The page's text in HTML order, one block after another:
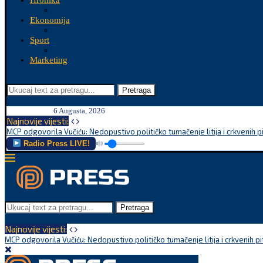
Ekonomija
Sport
Marketing
Pretraga
6 Augusta, 2026
Najnovije vijesti:
MCP odgovorila Vučiću: Nedopustivo političko tumačenje litija i crkvenih
Radio Press LIVE!
Pretraga
Najnovije vijesti:
MCP odgovorila Vučiću: Nedopustivo političko tumačenje litija i crkvenih